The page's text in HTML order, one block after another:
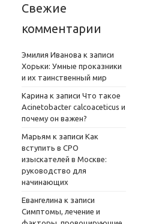
Свежие
комментарии
Эмилия Иванова к записи
Хорьки: Умные проказники
и их таинственный мир
Карина к записи Что такое
Acinetobacter calcoaceticus и
почему он важен?
Марьям к записи Как
вступить в СРО
изыскателей в Москве:
руководство для
начинающих
Евангелина к записи
Симптомы, лечение и